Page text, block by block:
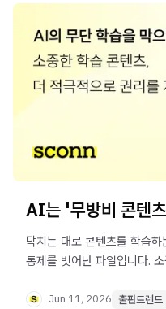
AI는 '무방비 콘텐
닥치는 대로 콘텐츠를 학습
통제를 벗어난 파일입니다.
더욱 적극적으로 보호하는 방
Jun 11, 2026 출판트렌드